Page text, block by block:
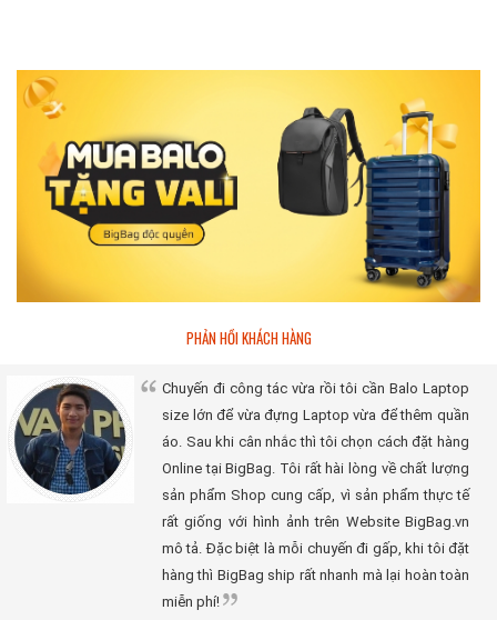
PHẢN HỒI KHÁCH HÀNG
Chuyến đi công tác vừa rồi tôi cần Balo Laptop
size lớn để vừa đựng Laptop vừa để thêm quần
áo. Sau khi cân nhắc thì tôi chọn cách đặt hàng
Online tại BigBag. Tôi rất hài lòng về chất lượng
sản phẩm Shop cung cấp, vì sản phẩm thực tế
rất giống với hình ảnh trên Website BigBag.vn
mô tả. Đặc biệt là mỗi chuyến đi gấp, khi tôi đặt
hàng thì BigBag ship rất nhanh mà lại hoàn toàn
miễn phí!